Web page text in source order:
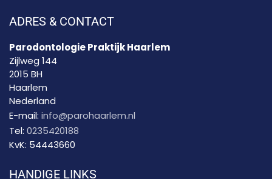
ADRES & CONTACT
Parodontologie Praktijk Haarlem
Zijlweg 144
2015 BH
Haarlem
Nederland
E-mail: info@parohaarlem.nl
Tel: 0235420188
KvK: 54443660
HANDIGE LINKS